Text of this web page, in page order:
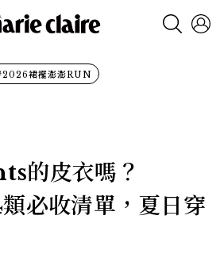
裙襬澎澎RUN
的皮衣嗎？
必收清單，夏日穿